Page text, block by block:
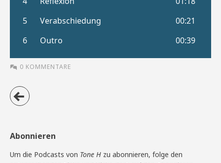
0 KOMMENTARE
Abonnieren
Um die Podcasts von Tone H zu abonnieren, folge den